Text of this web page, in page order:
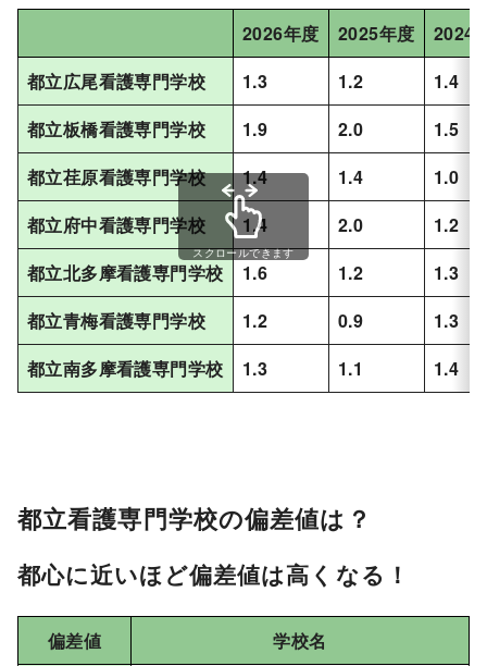
2026年度 2025年度
2024
都立広尾看護専門学校
1.3 1.2
1.4
都立板橋看護専門学校
1.9 2.0
1.5
都立荏原看護専門学校
1.4 1.4
1.0
都立府中看護専門学校
1.4 2.0
1.2
都立北多摩看護専門学校
1.6 1.2
1.3
都立青梅看護専門学校
1.2 0.9
1.3
都立南多摩看護専門学校
1.3 1.1 1.4
スクロールできます
都立看護専門学校の偏差値は？
都心に近いほど偏差値は高くなる！
偏差値
学校名